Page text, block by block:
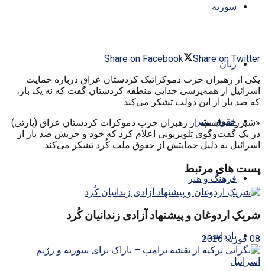
سوریه
زنان
حقوق بشر
فرهنگ و هنر
یادداشت
Share on Facebook
Share on Twitter
یکی از رهبران حزب دموکراتیک کردستان عراق درباره حمایت
اسرائیل از همه‌پرسی جدایی منطقه کردستان گفت که نه یک بار،
که صد بار از این دولت تشکر می‌کند.
«شیرزاد قاسم» از رهبران حزب دموکرات کردستان عراق (پارتی)
در یک گفت‌وگوی تلویزیونی اعلام کرد که خود و حزبش صد بار از
اسرائیل به دلیل حمایتش از حقوق ملت کُرد تشکر می‌کند.
پست های مرتبط
شریکِ اردوغان و پیشنهاد آزادی زندانیان کُرد
08 فوریه 2026